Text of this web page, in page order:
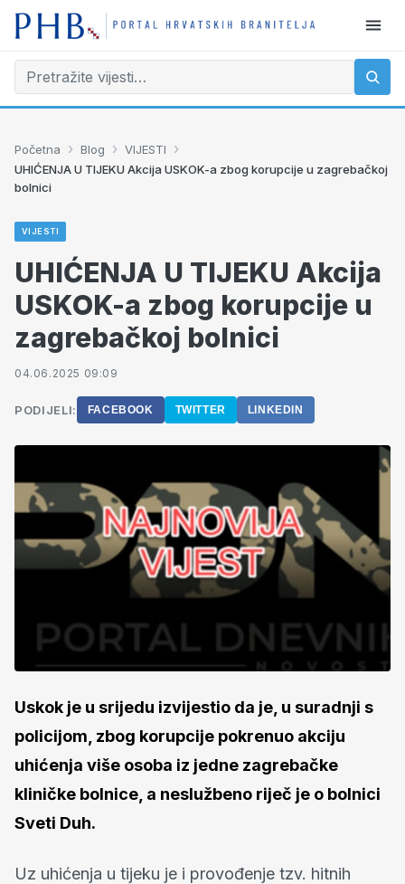
Početna › Blog › VIJESTI ›
UHIĆENJA U TIJEKU Akcija USKOK-a zbog korupcije u zagrebačkoj
bolnici
VIJESTI
UHIĆENJA U TIJEKU Akcija
USKOK-a zbog korupcije u
zagrebačkoj bolnici
04.06.2025 09:09
PODIJELI: FACEBOOK TWITTER LINKEDIN
Uskok je u srijedu izvijestio da je, u suradnji s
policijom, zbog korupcije pokrenuo akciju
uhićenja više osoba iz jedne zagrebačke
kliničke bolnice, a neslužbeno riječ je o bolnici
Sveti Duh.
Uz uhićenja u tijeku je i provođenje tzv. hitnih